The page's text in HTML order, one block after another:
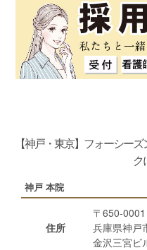
【神戸・東京】フォーシー
ク
神戸 本院
住所
〒650-0001
兵庫県神戸
金沢三宮ビ